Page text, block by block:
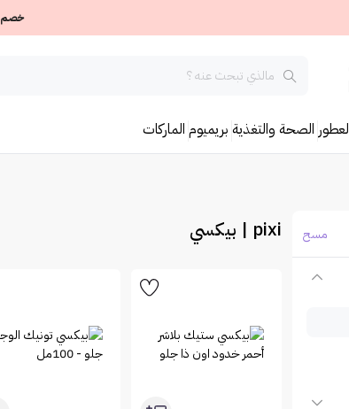
خصم 20٪ على طلبك الأول باستخدام كود NEW20
الصحة والتغذية بريميوم الماركات
مسح pixi | بيكسي